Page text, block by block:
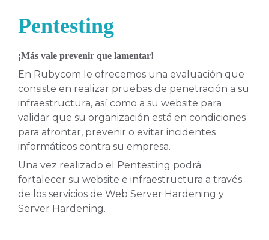
Pentesting
¡Más vale prevenir que lamentar!
En Rubycom le ofrecemos una evaluación que
consiste en realizar pruebas de penetración a su
infraestructura, así como a su website para
validar que su organización está en condiciones
para afrontar, prevenir o evitar incidentes
informáticos contra su empresa.
Una vez realizado el Pentesting podrá
fortalecer su website e infraestructura a través
de los servicios de Web Server Hardening y
Server Hardening.